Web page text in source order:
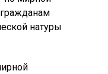
натуры